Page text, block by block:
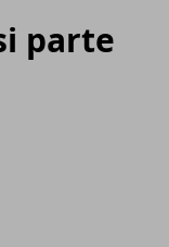
parte